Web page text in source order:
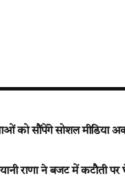
को सौंपेंगे सोशल मीडिया
राणा ने बजट में कटौती पर